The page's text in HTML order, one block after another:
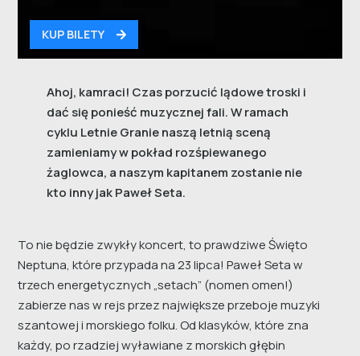
KUP BILETY
Ahoj, kamraci! Czas porzucić lądowe troski i
dać się ponieść muzycznej fali. W ramach
cyklu Letnie Granie naszą letnią sceną
zamieniamy w pokład rozśpiewanego
żaglowca, a naszym kapitanem zostanie nie
kto inny jak Paweł Seta.
To nie będzie zwykły koncert, to prawdziwe Święto
Neptuna, które przypada na 23 lipca! Paweł Seta w
trzech energetycznych „setach” (nomen omen!)
zabierze nas w rejs przez największe przeboje muzyki
szantowej i morskiego folku. Od klasyków, które zna
każdy, po rzadziej wyławiane z morskich głębin